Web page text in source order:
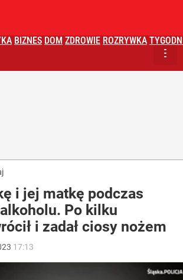
BIZNES DOM ZDROWIE ROZRYWKA
i jej matkę podczas
Po kilku
i zadał ciosy nożem
17:13